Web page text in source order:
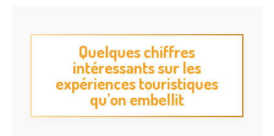
Quelques chiffres
intéressants sur les
expériences touristiques
qu’on embellit